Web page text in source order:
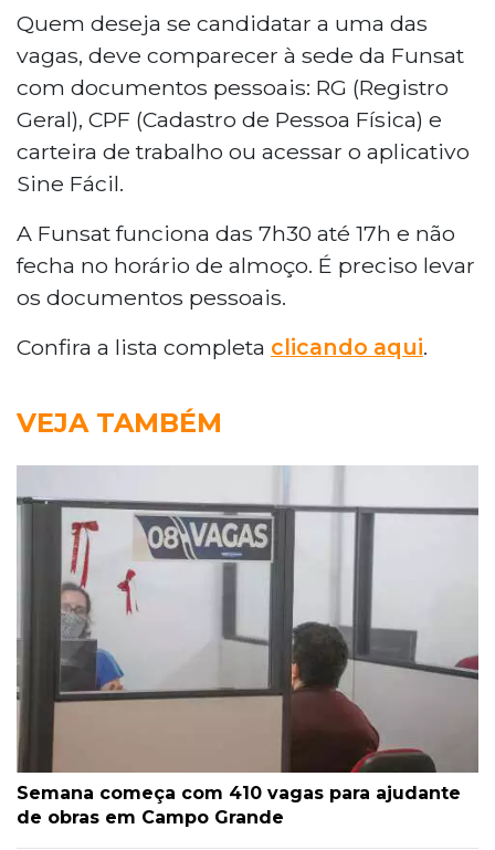
Quem deseja se candidatar a uma das
vagas, deve comparecer à sede da Funsat
com documentos pessoais: RG (Registro
Geral), CPF (Cadastro de Pessoa Física) e
carteira de trabalho ou acessar o aplicativo
Sine Fácil.
A Funsat funciona das 7h30 até 17h e não
fecha no horário de almoço. É preciso levar
os documentos pessoais.
Confira a lista completa clicando aqui.
VEJA TAMBÉM
Semana começa com 410 vagas para ajudante
de obras em Campo Grande